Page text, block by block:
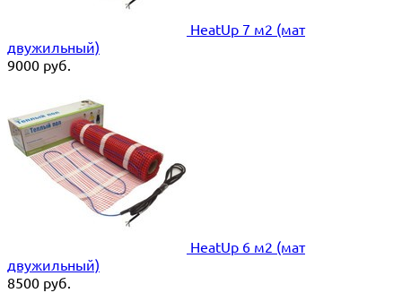
HeatUp 7 м2 (мат
двужильный)
9000 руб.
HeatUp 6 м2 (мат
двужильный)
8500 руб.